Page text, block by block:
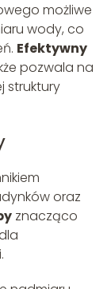
możliwe
wody, co
Efektywny
pozwala na
struktury
oraz
znacząco